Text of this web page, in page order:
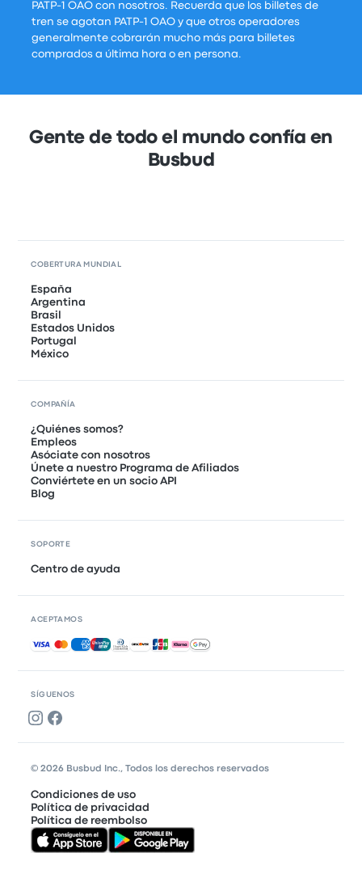
PATP-1 OAO con nosotros. Recuerda que los billetes de
tren se agotan PATP-1 OAO y que otros operadores
generalmente cobrarán mucho más para billetes
comprados a última hora o en persona.
Gente de todo el mundo confía en
Busbud
SÍGUENOS
COBERTURA MUNDIAL
España
Argentina
Brasil
Estados Unidos
Portugal
México
COMPAÑÍA
¿Quiénes somos?
Empleos
Asóciate con nosotros
Únete a nuestro Programa de Afiliados
Conviértete en un socio API
Blog
SOPORTE
Centro de ayuda
ACEPTAMOS
Pagos aceptados
© 2026 Busbud Inc., Todos los derechos reservados
Condiciones de uso
Política de privacidad
Política de reembolso